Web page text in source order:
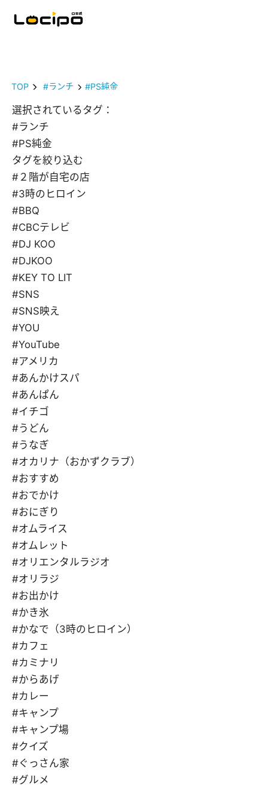
TOP #ランチ #PS純金
選択されているタグ：
#ランチ
#PS純金
タグを絞り込む
#２階が自宅の店
#3時のヒロイン
#BBQ
#CBCテレビ
#DJ KOO
#DJKOO
#KEY TO LIT
#SNS
#SNS映え
#YOU
#YouTube
#アメリカ
#あんかけスパ
#あんぱん
#イチゴ
#うどん
#うなぎ
#オカリナ（おかずクラブ）
#おすすめ
#おでかけ
#おにぎり
#オムライス
#オムレット
#オリエンタルラジオ
#オリラジ
#お出かけ
#かき氷
#かなで（3時のヒロイン）
#カフェ
#カミナリ
#からあげ
#カレー
#キャンプ
#キャンプ場
#クイズ
#ぐっさん家
#グルメ